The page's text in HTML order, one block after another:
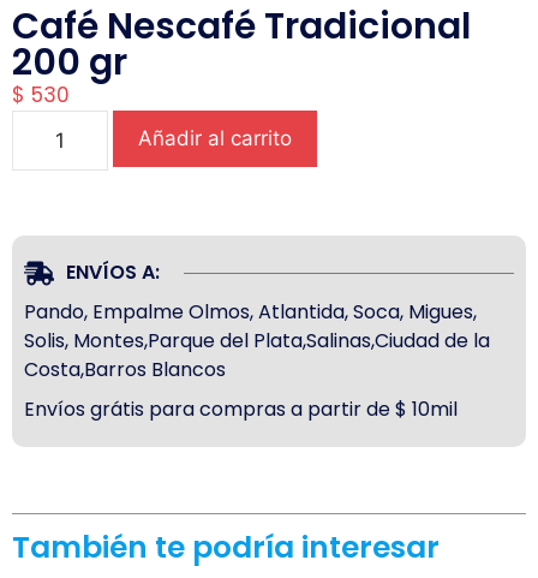
Café Nescafé Tradicional
200 gr
$ 530
Añadir al carrito
ENVÍOS A:
Pando, Empalme Olmos, Atlantida, Soca, Migues,
Solis, Montes,Parque del Plata,Salinas,Ciudad de la
Costa,Barros Blancos
Envíos grátis para compras a partir de $ 10mil
También te podría interesar